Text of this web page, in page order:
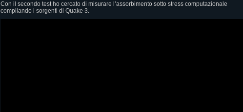
Con il secondo test ho cercato di misurare l’assorbimento sotto stress computazionale
compilando i sorgenti di Quake 3.